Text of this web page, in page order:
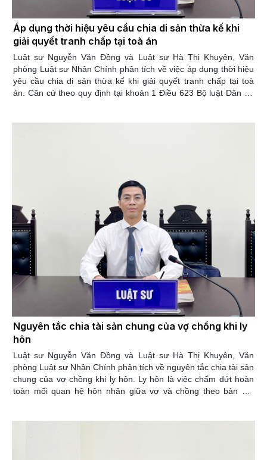
Áp dụng thời hiệu yêu cầu chia di sản thừa kế khi
giải quyết tranh chấp tại toà án
Luật sư Nguyễn Văn Đồng và Luật sư Hà Thị Khuyên, Văn
phòng Luật sư Nhân Chính phân tích về việc áp dụng thời hiệu
yêu cầu chia di sản thừa kế khi giải quyết tranh chấp tại toà
án. Căn cứ theo quy định tại khoản 1 Điều 623 Bộ luật Dân sự
Nhà nước, nếu không có người chiếm hữu quy định tại điểm a
khoản 1 Điều 623 Bộ luật Dân sự năm 2015. Thời hiệu để
người thừa kế yêu cầu xác nhận quyền thừa kế của mình hoặc
bác bỏ quyền thừa kế của người khác là 10 năm, kể từ thời
điểm mở thừa kế. Thời hiệu yêu cầu người thừa kế thực hiện
nghĩa vụ về tài sản của người chết để lại là 03 năm, kể từ thời
điểm mở thừa kế.
Nguyên tắc chia tài sản chung của vợ chồng khi ly
hôn
Luật sư Nguyễn Văn Đồng và Luật sư Hà Thị Khuyên, Văn
phòng Luật sư Nhân Chính phân tích về nguyên tắc chia tài sản
chung của vợ chồng khi ly hôn. Ly hôn là việc chấm dứt hoàn
toàn mối quan hệ hôn nhân giữa vợ và chồng theo bản án,
việc giải quyết tài sản do các bên thỏa thuận; nếu không thỏa